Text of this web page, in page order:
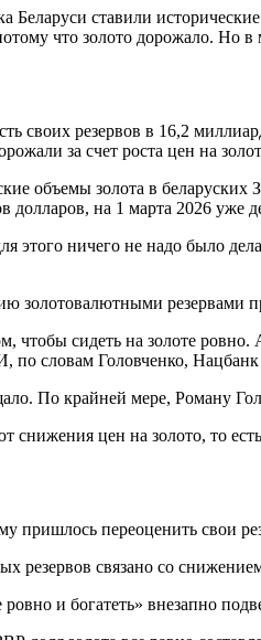
ставили
что золото дорожало. Но в
своих резервов в 16,2
за счет роста цен на
объемы золота в
долларов, на 1 марта 2026 уже
этого ничего не надо было
золотовалютными резервами
чтобы сидеть на золоте
по словам Головченко,
По крайней мере, Роману
снижения цен на золото, то
пришлось переоценить свои
резервов связано со
ровно и богатеть» внезапно